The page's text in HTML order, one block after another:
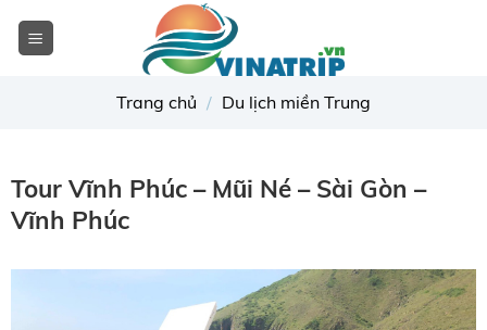
Trang chủ / Du lịch miền Trung
Tour Vĩnh Phúc – Mũi Né – Sài Gòn –
Vĩnh Phúc